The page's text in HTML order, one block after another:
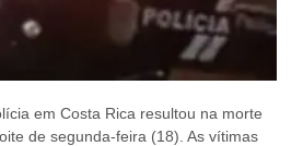
em Costa Rica resultou na morte
de segunda-feira (18). As vítimas